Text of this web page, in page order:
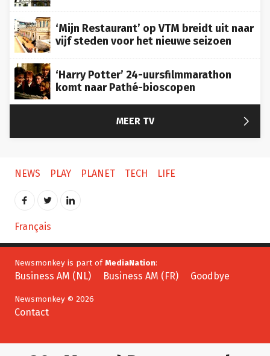
‘Mijn Restaurant’ op VTM breidt uit naar
vijf steden voor het nieuwe seizoen
‘Harry Potter’ 24-uursfilmmarathon
komt naar Pathé-bioscopen
MEER TV 
NEWS PLAY PLANET TECH LIFE
Français
Newsmonkey is part of MediaNation
Business AM (NL) Business AM (FR) Goodbye
Newsmonkey © 2026
Contact